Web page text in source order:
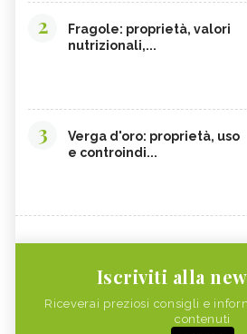
2
Fragole: proprietà, valori
nutrizionali,...
3
Verga d'oro: proprietà, uso
e controindi...
Iscriviti alla
Riceverai preziosi consigli e
contenuti